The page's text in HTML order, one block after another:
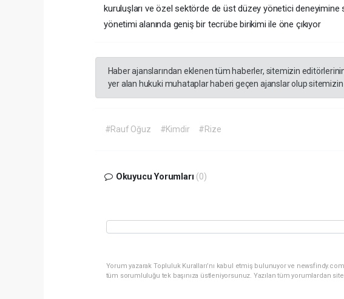
kuruluşları ve özel sektörde de üst düzey yönetici deneyimine
yönetimi alanında geniş bir tecrübe birikimi ile öne çıkıyor
Haber ajanslarından eklenen tüm haberler, sitemizin
yer alan hukuki muhataplar haberi geçen ajanslar olup
#Rauf Oğuz #Kimdir #Rize
Okuyucu Yorumları (0)
Yorum yazarak Topluluk Kuralları’nı kabul etmiş bulunuyor ve
tüm sorumluluğu tek başınıza üstleniyorsunuz. Yazılan tüm yorumlardan